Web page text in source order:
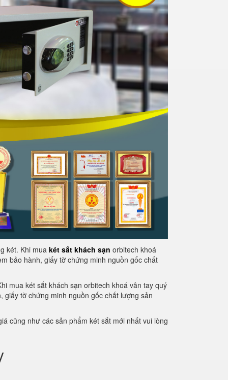
két. Khi mua két sắt khách sạn orbitech khoá
bảo hành, giấy tờ chứng minh nguồn gốc chất
mua két sắt khách sạn orbitech khoá vân tay quý
tờ chứng minh nguồn gốc chất lượng sản
cũng như các sản phẩm két sắt mới nhất vui lòng